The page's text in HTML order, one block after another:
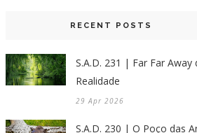
RECENT POSTS
S.A.D. 231 | Far Far Away
Realidade
29 Apr 2026
S.A.D. 230 | O Poço das